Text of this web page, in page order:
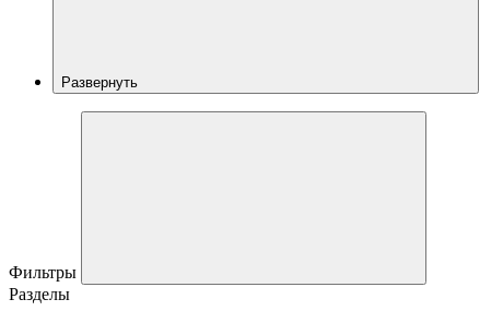
Развернуть
Фильтры
Разделы